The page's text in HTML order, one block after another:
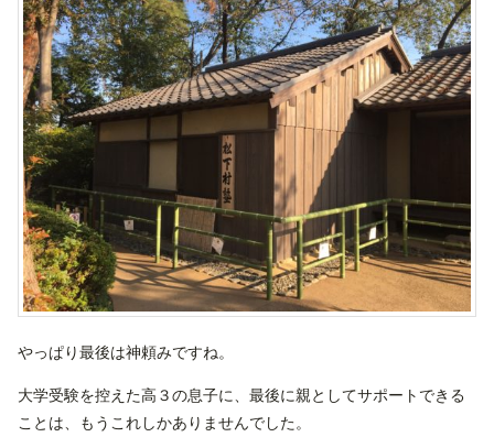
やっぱり最後は神頼みですね。
大学受験を控えた高３の息子に、最後に親としてサポートできる
ことは、もうこれしかありませんでした。